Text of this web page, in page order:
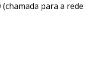
(chamada para a